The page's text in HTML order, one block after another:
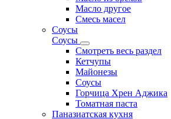
Масло другое
Смесь масел
Соусы
Соусы
Смотреть весь раздел
Кетчупы
Майонезы
Соусы
Горчица Хрен Аджика
Томатная паста
Паназиатская кухня